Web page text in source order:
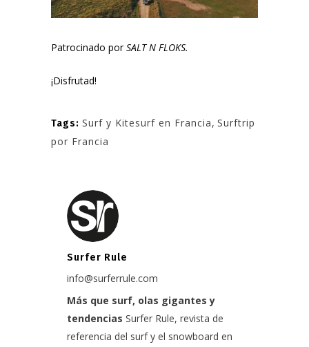
Patrocinado porSALT N FLOKS.
¡Disfrutad!
Tags: Surf y Kitesurf en Francia, Surftrip
por Francia
Surfer Rule
info@surferrule.com
Más que surf, olas gigantes y
tendencias Surfer Rule, revista de
referencia del surf y el snowboard en